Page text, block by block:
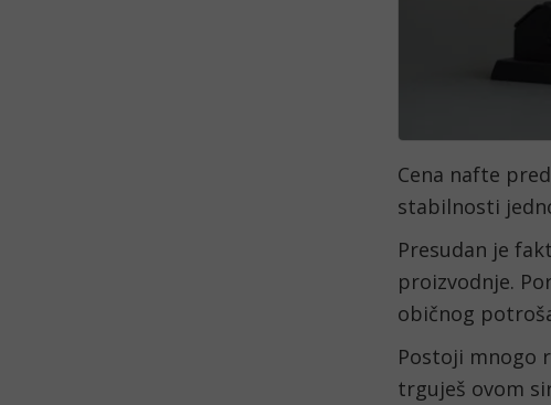
Cena nafte
stabilnosti
Presudan je
proizvodnje.
običnog
Postoji mnogo
trguješ ovom